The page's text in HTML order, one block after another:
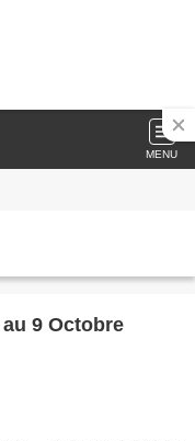
MENU
9 Octobre